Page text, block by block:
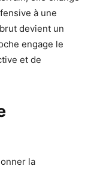
à une
devient un
engage le
et de
la